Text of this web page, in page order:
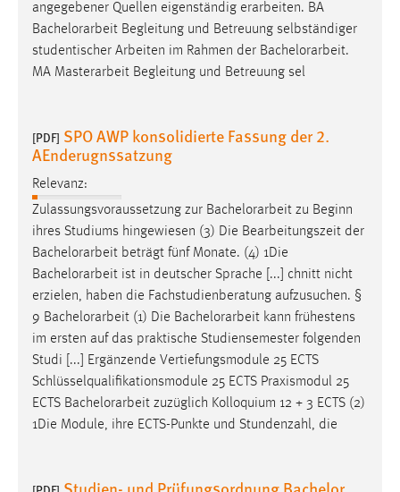
angegebener Quellen eigenständig erarbeiten. BA
Bachelorarbeit Begleitung und Betreuung selbständiger
studentischer Arbeiten im Rahmen der Bachelorarbeit.
MA Masterarbeit Begleitung und Betreuung sel
[PDF] SPO AWP konsolidierte Fassung der 2.
AEnderugnssatzung
Relevanz:
Zulassungsvoraussetzung zur Bachelorarbeit zu Beginn
ihres Studiums hingewiesen (3) Die Bearbeitungszeit der
Bachelorarbeit beträgt fünf Monate. (4) 1Die
Bachelorarbeit ist in deutscher Sprache [...] chnitt nicht
erzielen, haben die Fachstudienberatung aufzusuchen. §
9 Bachelorarbeit (1) Die Bachelorarbeit kann frühestens
im ersten auf das praktische Studiensemester folgenden
Studi [...] Ergänzende Vertiefungsmodule 25 ECTS
Schlüsselqualifikationsmodule 25 ECTS Praxismodul 25
ECTS Bachelorarbeit zuzüglich Kolloquium 12 + 3 ECTS (2)
1Die Module, ihre ECTS-Punkte und Stundenzahl, die
Studien- und Prüfungsordnung Bachelor